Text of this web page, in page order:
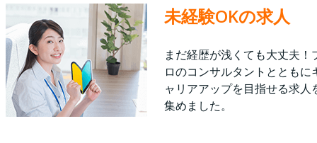
未経験OKの求人
まだ経歴が浅くても大丈夫！
ロのコンサルタントとともに
ャリアアップを目指せる求人
集めました。